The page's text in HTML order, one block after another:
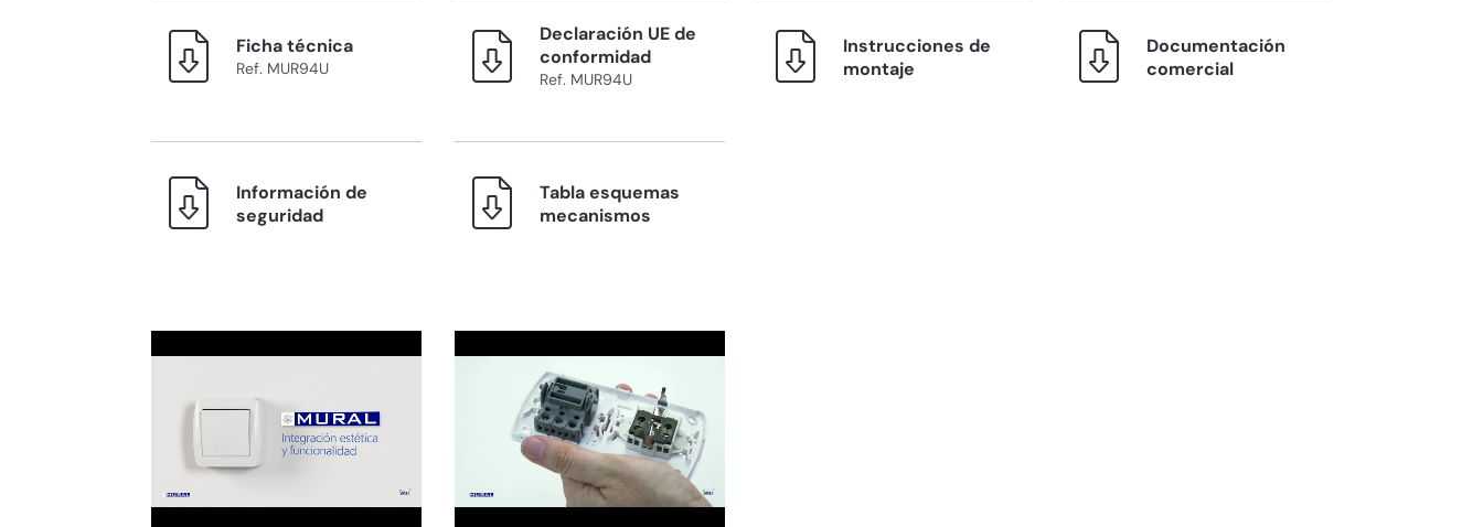
Ficha técnica
Ref. MUR94U
Declaración UE de
conformidad
Ref. MUR94U
Instrucciones de
montaje
Documentación
comercial
Información de
seguridad
Tabla esquemas
mecanismos